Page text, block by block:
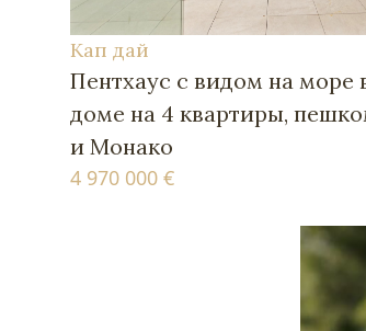
Кап дай
Пентхаус с видом на море
доме на 4 квартиры,
и Монако
4 970 000 €